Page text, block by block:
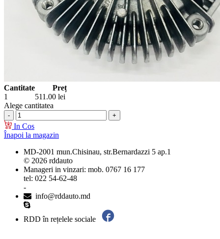
Cantitate
Preț
1
511.00 lei
Alege cantitatea
In Cos
Înapoi la magazin
MD-2001 mun.Chisinau, str.Bernardazzi 5 ap.1
© 2026 rddauto
Manageri in vinzari: mob. 0767 16 177
tel: 022 54-62-48
-
info@rddauto.md
RDD în rețelele sociale